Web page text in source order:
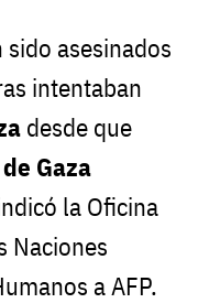
sido asesinados
intentaban
desde que
Gaza
la Oficina
Naciones
a AFP.